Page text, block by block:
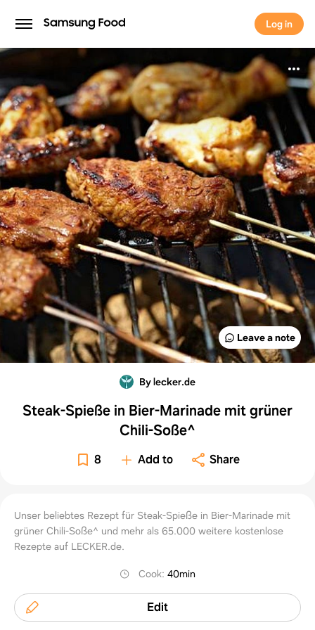
Log in
Log in
Leave a note
By lecker.de
Steak-Spieße in Bier-Marinade mit grüner
Chili-Soße^
8 Add to Share
Unser beliebtes Rezept für Steak-Spieße in Bier-Marinade mit
grüner Chili-Soße^ und mehr als 65.000 weitere kostenlose
Rezepte auf LECKER.de.
Cook:40min
Edit